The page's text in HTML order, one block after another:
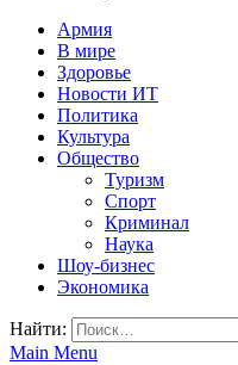
Армия
В мире
Здоровье
Новости ИТ
Политика
Культура
Общество
Туризм
Спорт
Криминал
Наука
Шоу-бизнес
Экономика
Найти:
Main Menu